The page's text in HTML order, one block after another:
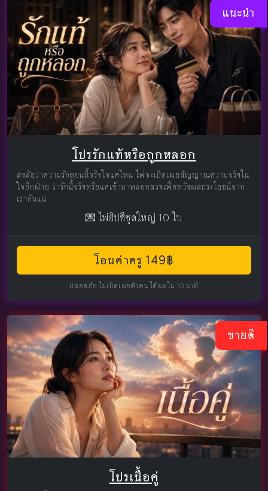
แนะนำ
โปรรักแท้หรือถูกหลอก
สงสัยว่าความรักตอนนี้จริงใจแค่ไหน ไพ่จะเปิดเผยสัญญาณความจริงใน
ใจอีกฝ่าย ว่ารักนี้จริงหรือแค่เข้ามาหลอกลวงเพื่อหวังผลประโยชน์จาก
เรากันแน่
💌 ไพ่ยิปซีชุดใหญ่ 10 ใบ
โอนค่าครู 149฿
ปลอดภัย ไม่เปิดเผยตัวตน ได้ผลใน 10 นาที
ขายดี
โปรเนื้อคู่